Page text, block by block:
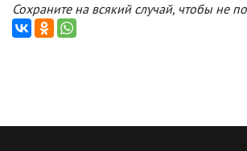
Сохраните на всякий случай, чтобы не